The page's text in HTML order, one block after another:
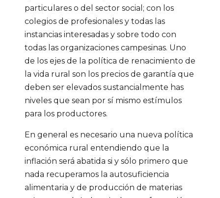
particulares o del sector social; con los
colegios de profesionales y todas las
instancias interesadas y sobre todo con
todas las organizaciones campesinas. Uno
de los ejes de la política de renacimiento de
la vida rural son los precios de garantía que
deben ser elevados sustancialmente has
niveles que sean por sí mismo estímulos
para los productores.
En general es necesario una nueva política
económica rural entendiendo que la
inflación será abatida si y sólo primero que
nada recuperamos la autosuficiencia
alimentaria y de producción de materias